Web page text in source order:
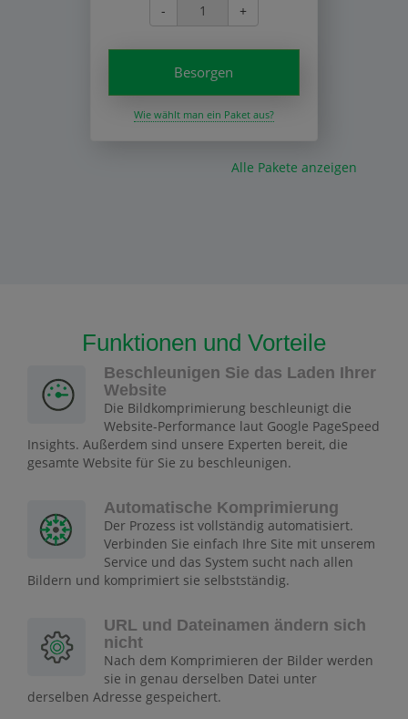
- +
Besorgen
Wie wählt man ein Paket aus?
Alle Pakete anzeigen
Funktionen und Vorteile
Beschleunigen Sie das Laden Ihrer
Website
Die Bildkomprimierung beschleunigt die
Website-Performance laut Google PageSpeed
Insights. Außerdem sind unsere Experten bereit, die
gesamte Website für Sie zu beschleunigen.
Automatische Komprimierung
Der Prozess ist vollständig automatisiert.
Verbinden Sie einfach Ihre Site mit unserem
Service und das System sucht nach allen
Bildern und komprimiert sie selbstständig.
URL und Dateinamen ändern sich
nicht
Nach dem Komprimieren der Bilder werden
sie in genau derselben Datei unter
derselben Adresse gespeichert.